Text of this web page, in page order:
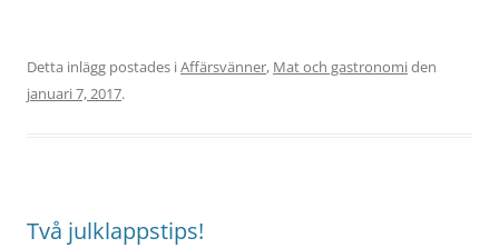
Detta inlägg postades iAffärsvänner, Mat och gastronomiden
januari 7, 2017.
Två julklappstips!